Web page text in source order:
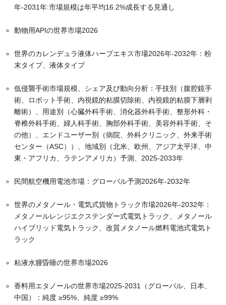
年-2031年:市場規模は年平均16.2%成長する見通し
動物用APIの世界市場2026
世界のカレンデュラ液体ハーブエキス市場2026年-2032年：粉
末タイプ、液体タイプ
低侵襲手術市場規模、シェア及び動向分析：手技別（腹腔鏡手
術、ロボット手術、内視鏡的粘膜切除術、内視鏡的粘膜下層剥
離術）、用途別（心臓外科手術、消化器外科手術、整形外科・
脊椎外科手術、婦人科手術、胸部外科手術、美容外科手術、そ
の他）、エンドユーザー別（病院、外科クリニック、外来手術
センター（ASC））、地域別（北米、欧州、アジア太平洋、中
東・アフリカ、ラテンアメリカ）予測、2025-2033年
民間航空機用電池市場：グローバル予測2026年-2032年
世界のメタノール・電気式貨物トラック市場2026年-2032年：
メタノールレンジエクステンダー式電気トラック、メタノール
ハイブリッド電気トラック、改質メタノール燃料電池式電気ト
ラック
粘液水腫昏睡の世界市場2026
香料用エタノールの世界市場2025-2031（グローバル、日本、
中国）：純度 ≥95%、純度 ≥99%